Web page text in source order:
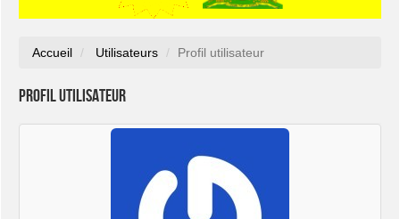
Accueil Utilisateurs Profil utilisateur
Profil utilisateur